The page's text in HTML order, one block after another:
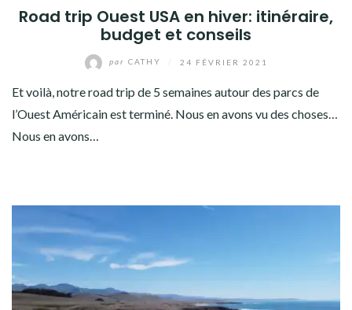
Road trip Ouest USA en hiver: itinéraire,
budget et conseils
par CATHY 24 FÉVRIER 2021
Et voilà, notre road trip de 5 semaines autour des parcs de
l’Ouest Américain est terminé. Nous en avons vu des choses…
Nous en avons…